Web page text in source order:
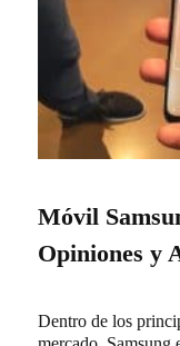
Móvil
Opiniones y
Dentro de los